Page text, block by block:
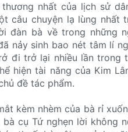
nhất của lịch sử
câu chuyện lạ lùng nhất
đàn bà về trong những
nảy sinh bao nét tâm lí
đi trở lại nhiều lần trong
hiện tài năng của Kim
đề tác phẩm.
kèm nhèm của bà rỉ
cụ Tứ nghẹn lời không